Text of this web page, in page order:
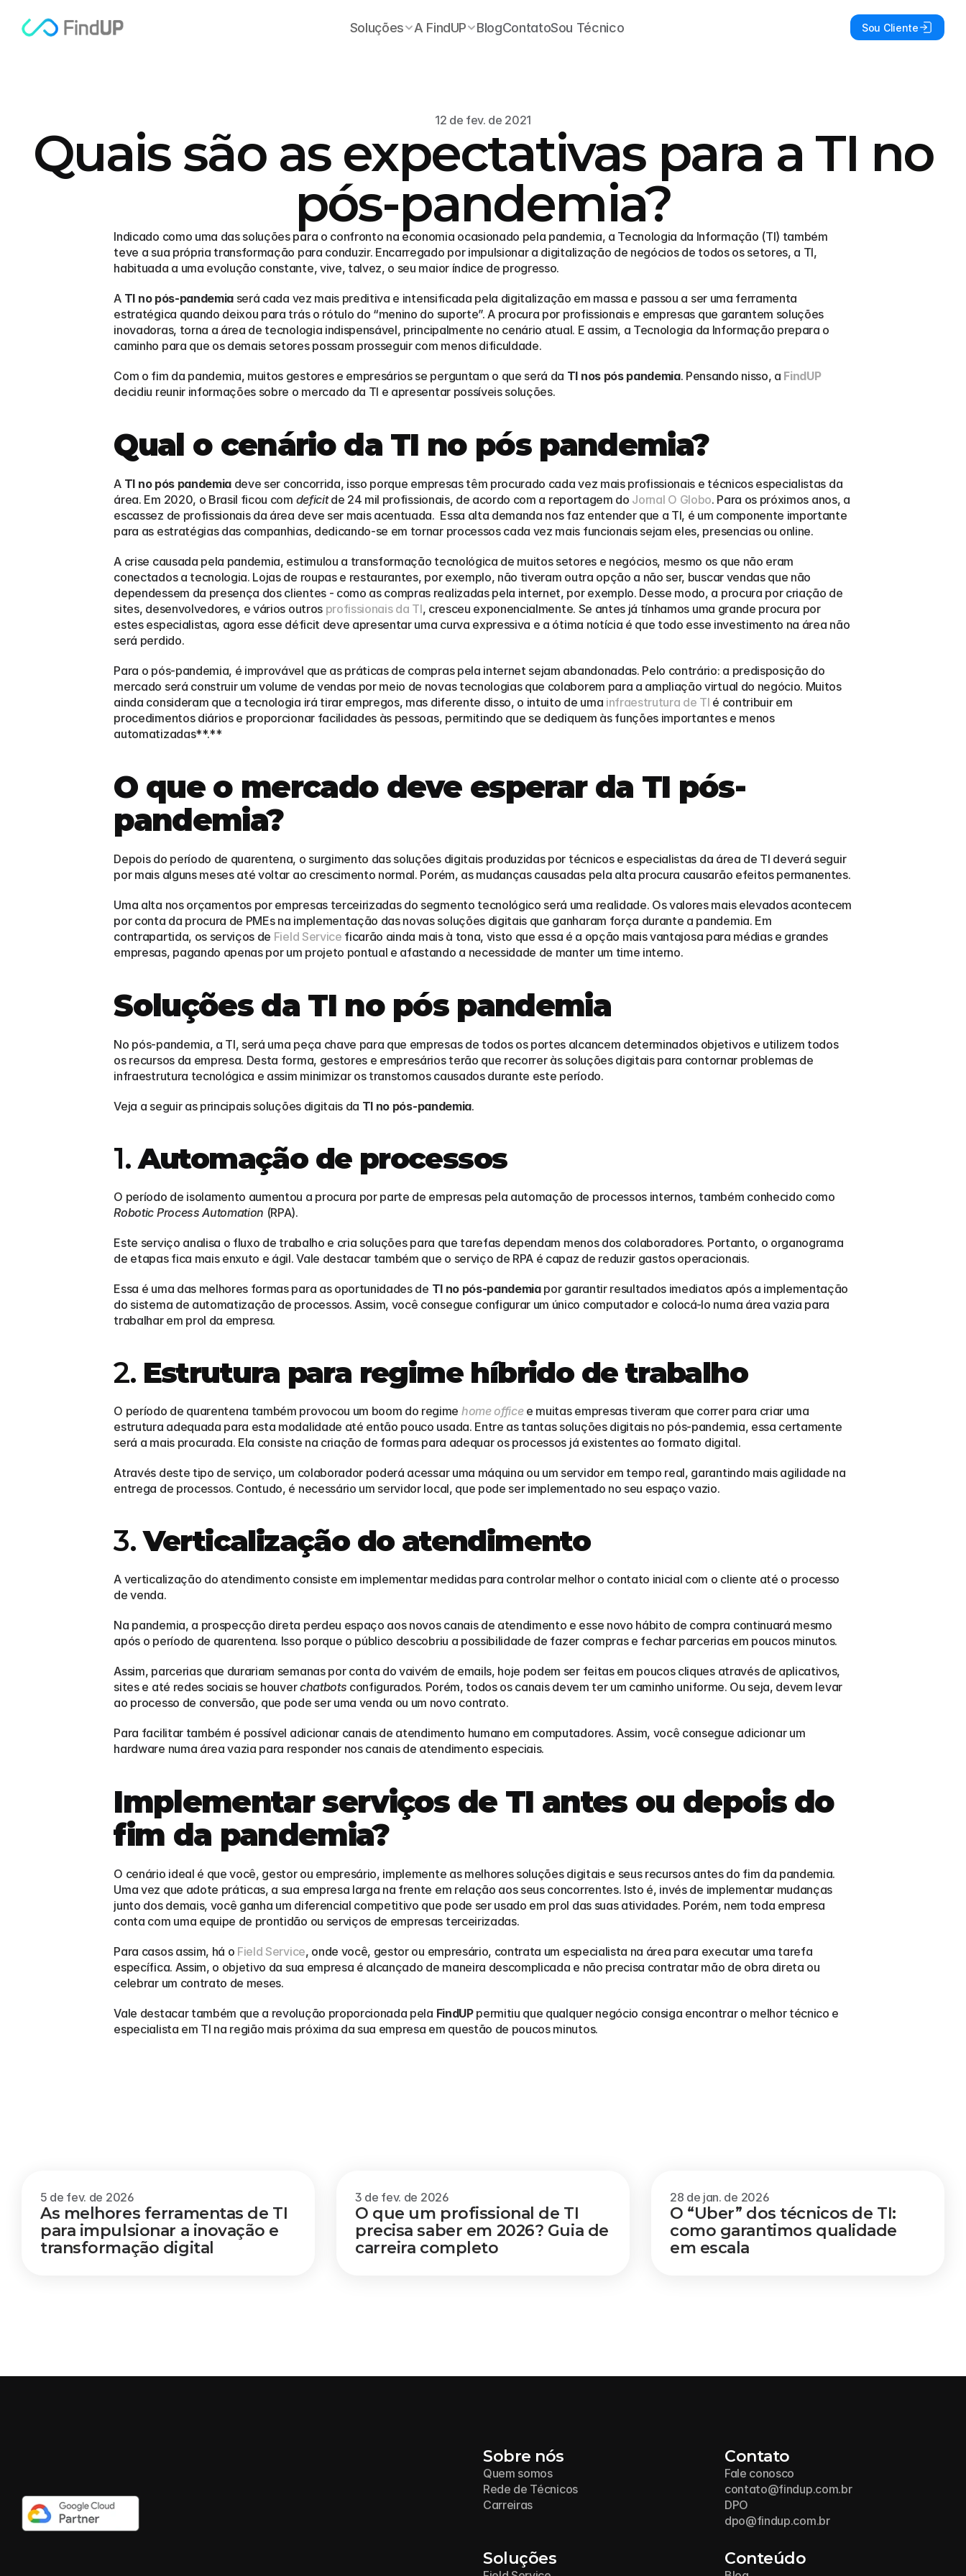
Soluções A FindUP BlogContatoSou Técnico Sou Cliente
12 de fev. de 2021
Quais são as expectativas para a TI no
pós-pandemia?
Indicado como uma das soluções para o confronto na economia ocasionado pela pandemia, a Tecnologia da Informação (TI) também
teve a sua própria transformação para conduzir. Encarregado por impulsionar a digitalização de negócios de todos os setores, a TI,
habituada a uma evolução constante, vive, talvez, o seu maior índice de progresso.
A TI no pós-pandemia será cada vez mais preditiva e intensificada pela digitalização em massa e passou a ser uma ferramenta
estratégica quando deixou para trás o rótulo do “menino do suporte”. A procura por profissionais e empresas que garantem soluções
inovadoras, torna a área de tecnologia indispensável, principalmente no cenário atual. E assim, a Tecnologia da Informação prepara o
caminho para que os demais setores possam prosseguir com menos dificuldade.
Com o fim da pandemia, muitos gestores e empresários se perguntam o que será da TI nos pós pandemia. Pensando nisso, a FindUP
decidiu reunir informações sobre o mercado da TI e apresentar possíveis soluções.
Qual o cenário da TI no pós pandemia?
A TI no pós pandemia deve ser concorrida, isso porque empresas têm procurado cada vez mais profissionais e técnicos especialistas da
área. Em 2020, o Brasil ficou com deficit de 24 mil profissionais, de acordo com a reportagem do Jornal O Globo. Para os próximos anos, a
escassez de profissionais da área deve ser mais acentuada.  Essa alta demanda nos faz entender que a TI, é um componente importante
para as estratégias das companhias, dedicando-se em tornar processos cada vez mais funcionais sejam eles, presencias ou online.
A crise causada pela pandemia, estimulou a transformação tecnológica de muitos setores e negócios, mesmo os que não eram
conectados a tecnologia. Lojas de roupas e restaurantes, por exemplo, não tiveram outra opção a não ser, buscar vendas que não
dependessem da presença dos clientes - como as compras realizadas pela internet, por exemplo. Desse modo, a procura por criação de
sites, desenvolvedores, e vários outros profissionais da TI, cresceu exponencialmente. Se antes já tínhamos uma grande procura por
estes especialistas, agora esse déficit deve apresentar uma curva expressiva e a ótima notícia é que todo esse investimento na área não
será perdido.
Para o pós-pandemia, é improvável que as práticas de compras pela internet sejam abandonadas. Pelo contrário: a predisposição do
mercado será construir um volume de vendas por meio de novas tecnologias que colaborem para a ampliação virtual do negócio. Muitos
ainda consideram que a tecnologia irá tirar empregos, mas diferente disso, o intuito de uma infraestrutura de TI é contribuir em
procedimentos diários e proporcionar facilidades às pessoas, permitindo que se dediquem às funções importantes e menos
automatizadas**.**
O que o mercado deve esperar da TI pós-
pandemia?
Depois do período de quarentena, o surgimento das soluções digitais produzidas por técnicos e especialistas da área de TI deverá seguir
por mais alguns meses até voltar ao crescimento normal. Porém, as mudanças causadas pela alta procura causarão efeitos permanentes.
Uma alta nos orçamentos por empresas terceirizadas do segmento tecnológico será uma realidade. Os valores mais elevados acontecem
por conta da procura de PMEs na implementação das novas soluções digitais que ganharam força durante a pandemia. Em
contrapartida, os serviços de Field Service ficarão ainda mais à tona, visto que essa é a opção mais vantajosa para médias e grandes
empresas, pagando apenas por um projeto pontual e afastando a necessidade de manter um time interno.
Soluções da TI no pós pandemia
No pós-pandemia, a TI, será uma peça chave para que empresas de todos os portes alcancem determinados objetivos e utilizem todos
os recursos da empresa. Desta forma, gestores e empresários terão que recorrer às soluções digitais para contornar problemas de
infraestrutura tecnológica e assim minimizar os transtornos causados durante este período.
Veja a seguir as principais soluções digitais da TI no pós-pandemia.
1. Automação de processos
Robotic Process Automation (RPA).
Este serviço analisa o fluxo de trabalho e cria soluções para que tarefas dependam menos dos colaboradores. Portanto, o organograma
de etapas fica mais enxuto e ágil. Vale destacar também que o serviço de RPA é capaz de reduzir gastos operacionais.
Essa é uma das melhores formas para as oportunidades de TI no pós-pandemia por garantir resultados imediatos após a implementação
do sistema de automatização de processos. Assim, você consegue configurar um único computador e colocá-lo numa área vazia para
trabalhar em prol da empresa.
2. Estrutura para regime híbrido de trabalho
O período de quarentena também provocou um boom do regime home office e muitas empresas tiveram que correr para criar uma
estrutura adequada para esta modalidade até então pouco usada. Entre as tantas soluções digitais no pós-pandemia, essa certamente
será a mais procurada. Ela consiste na criação de formas para adequar os processos já existentes ao formato digital.
Através deste tipo de serviço, um colaborador poderá acessar uma máquina ou um servidor em tempo real, garantindo mais agilidade na
entrega de processos. Contudo, é necessário um servidor local, que pode ser implementado no seu espaço vazio.
3. Verticalização do atendimento
A verticalização do atendimento consiste em implementar medidas para controlar melhor o contato inicial com o cliente até o processo
de venda.
Na pandemia, a prospecção direta perdeu espaço aos novos canais de atendimento e esse novo hábito de compra continuará mesmo
após o período de quarentena. Isso porque o público descobriu a possibilidade de fazer compras e fechar parcerias em poucos minutos.
Assim, parcerias que durariam semanas por conta do vaivém de emails, hoje podem ser feitas em poucos cliques através de aplicativos,
sites e até redes sociais se houver chatbots configurados. Porém, todos os canais devem ter um caminho uniforme. Ou seja, devem levar
ao processo de conversão, que pode ser uma venda ou um novo contrato.
Para facilitar também é possível adicionar canais de atendimento humano em computadores. Assim, você consegue adicionar um
hardware numa área vazia para responder nos canais de atendimento especiais.
Implementar serviços de TI antes ou depois do
fim da pandemia?
O cenário ideal é que você, gestor ou empresário, implemente as melhores soluções digitais e seus recursos antes do fim da pandemia.
Uma vez que adote práticas, a sua empresa larga na frente em relação aos seus concorrentes. Isto é, invés de implementar mudanças
junto dos demais, você ganha um diferencial competitivo que pode ser usado em prol das suas atividades. Porém, nem toda empresa
conta com uma equipe de prontidão ou serviços de empresas terceirizadas.
Para casos assim, há o Field Service, onde você, gestor ou empresário, contrata um especialista na área para executar uma tarefa
específica. Assim, o objetivo da sua empresa é alcançado de maneira descomplicada e não precisa contratar mão de obra direta ou
celebrar um contrato de meses.
Vale destacar também que a revolução proporcionada pela FindUP permitiu que qualquer negócio consiga encontrar o melhor técnico e
especialista em TI na região mais próxima da sua empresa em questão de poucos minutos.
5 de fev. de 2026
As melhores ferramentas de TI
para impulsionar a inovação e
transformação digital
3 de fev. de 2026
O que um profissional de TI
precisa saber em 2026? Guia de
carreira completo
28 de jan. de 2026
O “Uber” dos técnicos de TI:
como garantimos qualidade
em escala
Sobre nós
Quem somos
Rede de Técnicos
Carreiras
Contato
Fale conosco
contato@findup.com.br
DPO
dpo@findup.com.br
Soluções Conteúdo